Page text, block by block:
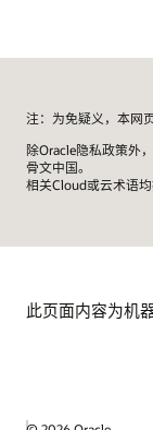
注：为免疑义，本网
除Oracle隐私政策外
骨文中国。
相关Cloud或云术语
此页面内容为机